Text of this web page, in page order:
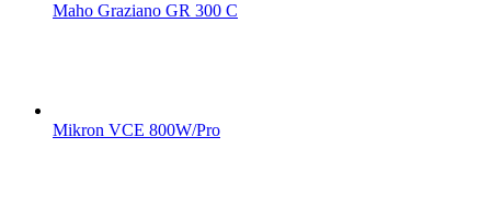
Maho Graziano GR 300 C
Mikron VCE 800W/Pro